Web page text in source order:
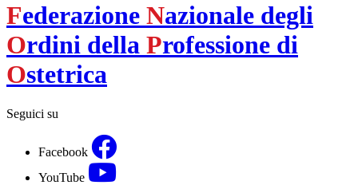
Federazione Nazionale degli
Ordini della Professione di
Ostetrica
Seguici su
Facebook
YouTube